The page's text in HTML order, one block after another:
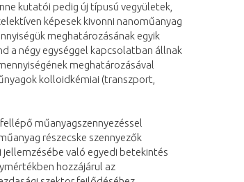
kutatói pedig új típusú vegyületek,
képesek kivonni nanoműanyag
meghatározásának egyik
a négy egységgel kapcsolatban állnak
meghatározásával
kolloidkémiai (transzport,
műanyagszennyezéssel
részecske szennyezők
való egyedi betekintés
hozzájárul az